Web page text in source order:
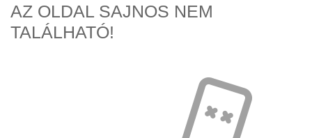
AZ OLDAL SAJNOS NEM
TALÁLHATÓ!